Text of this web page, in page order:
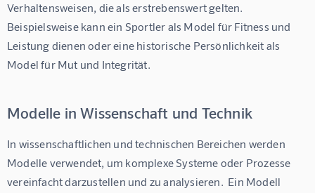
Verhaltensweisen, die als erstrebenswert gelten.
Beispielsweise kann ein Sportler als Model für Fitness und
Leistung dienen oder eine historische Persönlichkeit als
Model für Mut und Integrität.
Modelle in Wissenschaft und Technik
In wissenschaftlichen und technischen Bereichen werden
Modelle verwendet, um komplexe Systeme oder Prozesse
vereinfacht darzustellen und zu analysieren.  Ein Modell